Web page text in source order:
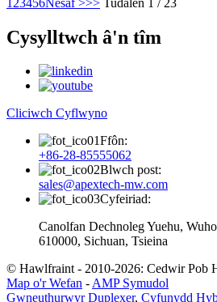
Cysylltwch â'n tîm
Cliciwch Cyflwyno
Ffôn:
+86-28-85555062
Blwch post:
sales@apextech-mw.com
Cyfeiriad:
Canolfan Dechnoleg Yuehu,
610000, Sichuan, Tsieina
© Hawlfraint - 2010-2026: Cedwir Pob
Map o'r Wefan -AMP Symudol
Gwneuthurwyr Duplexer, Cyfunydd